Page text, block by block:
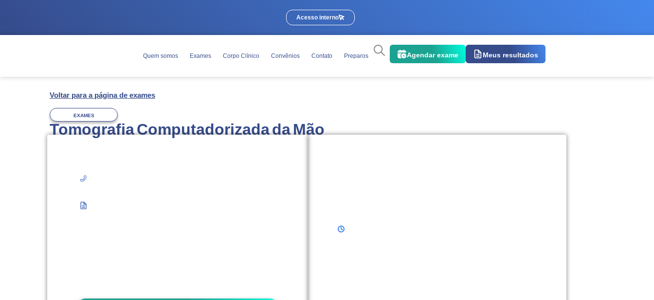
Acesso interno
Quem somos Exames Corpo Clínico Convênios Contato Preparos Agendar exame Meus resultados
Voltar para a página de exames
EXAMES
Tomografia Computadorizada da Mão